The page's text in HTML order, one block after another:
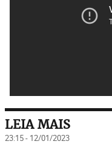
LEIA MAIS
23:15 - 12/01/2023